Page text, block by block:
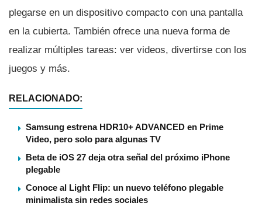
plegarse en un dispositivo compacto con una pantalla
en la cubierta. También ofrece una nueva forma de
realizar múltiples tareas: ver videos, divertirse con los
juegos y más.
RELACIONADO:
Samsung estrena HDR10+ ADVANCED en Prime
Video, pero solo para algunas TV
Beta de iOS 27 deja otra señal del próximo iPhone
plegable
Conoce al Light Flip: un nuevo teléfono plegable
minimalista sin redes sociales